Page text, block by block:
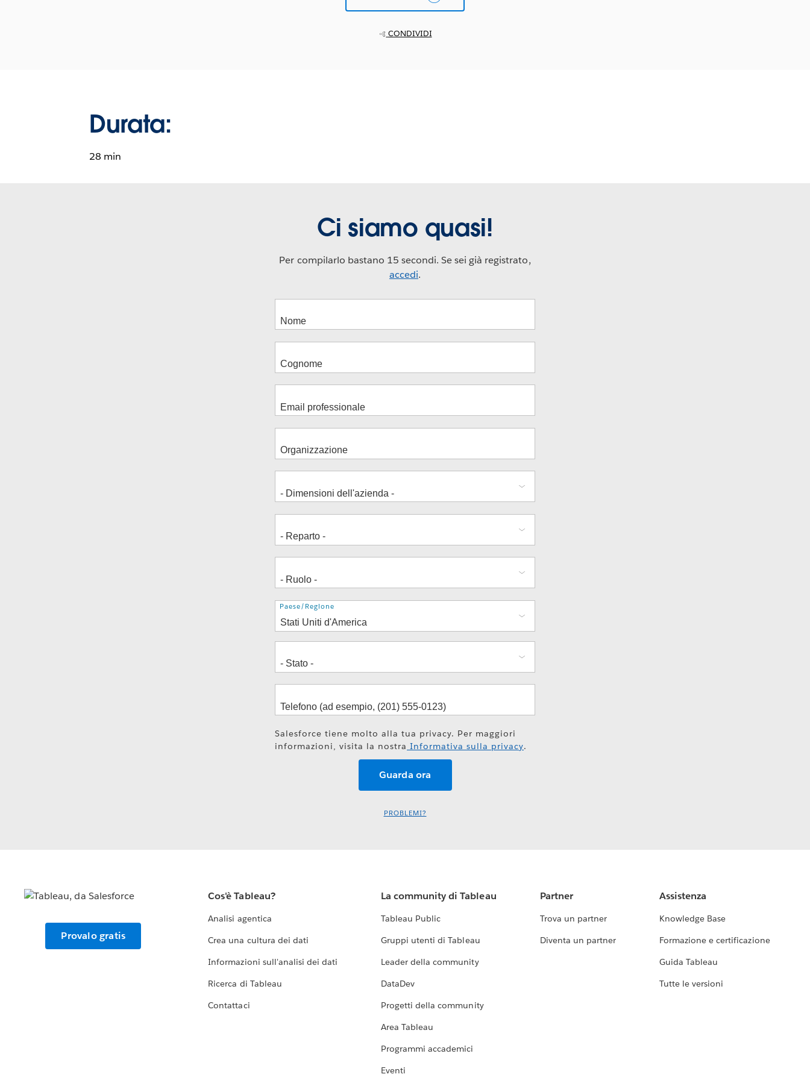
CONDIVIDI
Durata:
28 min
Ci siamo quasi!
Per compilarlo bastano 15 secondi. Se sei già registrato,
accedi.
Indirizzo
Paese/Regione
Salesforce tiene molto alla tua privacy. Per maggiori
informazioni, visita la nostra Informativa sulla privacy.
PROBLEMI?
Provalo gratis
Cos'è Tableau?
Analisi agentica
Crea una cultura dei dati
Informazioni sull'analisi dei dati
Ricerca di Tableau
Contattaci
La community di Tableau
Tableau Public
Gruppi utenti di Tableau
Leader della community
DataDev
Progetti della community
Area Tableau
Programmi accademici
Eventi
Partner
Trova un partner
Diventa un partner
Assistenza
Knowledge Base
Formazione e certificazione
Guida Tableau
Tutte le versioni